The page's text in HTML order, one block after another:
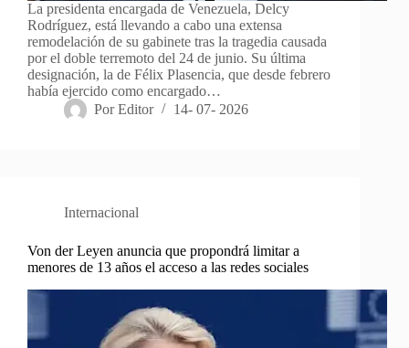
La presidenta encargada de Venezuela, Delcy
Rodríguez, está llevando a cabo una extensa
remodelación de su gabinete tras la tragedia causada
por el doble terremoto del 24 de junio. Su última
designación, la de Félix Plasencia, que desde febrero
había ejercido como encargado…
Por Editor 14- 07- 2026
Internacional
Von der Leyen anuncia que propondrá limitar a
menores de 13 años el acceso a las redes sociales